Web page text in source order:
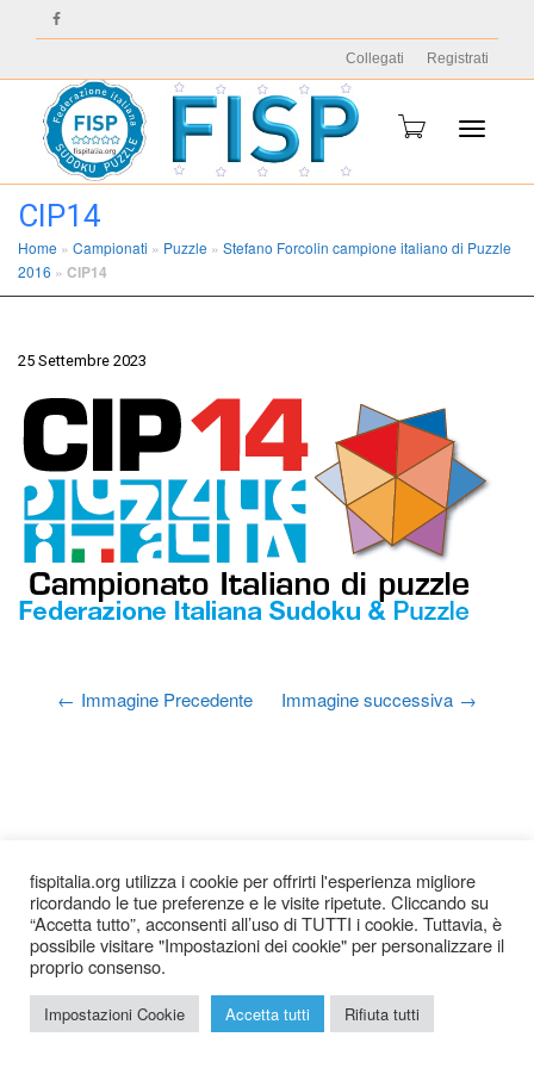
Collegati Registrati
CIP14
Home » Campionati » Puzzle » Stefano Forcolin campione italiano di Puzzle
2016 » CIP14
25 Settembre 2023
Immagine Precedente Immagine successiva
2026 © Federazione Italiana Sudoku Puzzle |Chi siamo
Privacy
fispitalia.org utilizza i cookie per offrirti l'esperienza migliore
ricordando le tue preferenze e le visite ripetute. Cliccando su
“Accetta tutto”, acconsenti all’uso di TUTTI i cookie. Tuttavia, è
possibile visitare "Impostazioni dei cookie" per personalizzare il
proprio consenso.
Impostazioni Cookie Accetta tutti Rifiuta tutti